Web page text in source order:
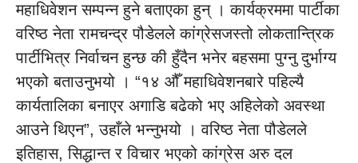
महाधिवेशन सम्पन्न हुने बताएका हुन् । कार्यक्रममा पार्टीका
वरिष्ठ नेता रामचन्द्र पौडेलले कांग्रेसजस्तो लोकतान्त्रिक
पार्टीभित्र निर्वाचन हुन्छ की हुँदैन भनेर बहसमा पुग्नु दुर्भाग्य
भएको बताउनुभयो । “१४ औँ महाधिवेशनबारे पहिल्यै
कार्यतालिका बनाएर अगाडि बढेको भए अहिलेको अवस्था
आउने थिएन”, उहाँले भन्नुभयो । वरिष्ठ नेता पौडेलले
इतिहास, सिद्धान्त र विचार भएको कांग्रेस अरु दल